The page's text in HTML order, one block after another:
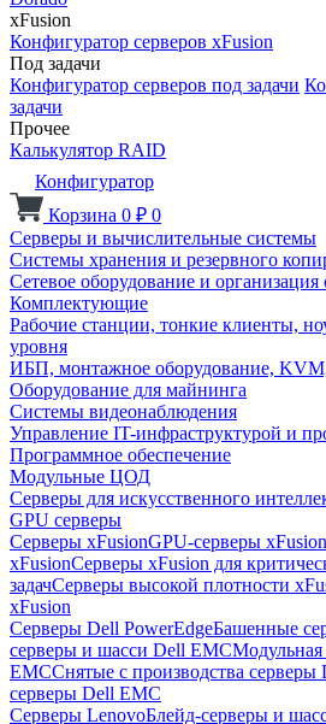
xFusion
Конфигуратор серверов xFusion
Под задачи
Конфигуратор серверов под задачи
задачи
Прочее
Калькулятор RAID
Конфигуратор
Корзина 0 ₽ 0
Серверы и вычислительные системы
Системы хранения и резервного
Сетевое оборудование и организация
Комплектующие
Рабочие станции, тонкие клиенты,
уровня
ИБП, монтажное оборудование,
Оборудование для майнинга
Системы видеонаблюдения
Управление IT-инфраструктурой и
Программное обеспечение
Модульные ЦОД
Серверы для искусственного
GPU серверы
Серверы xFusionGPU-серверы xFusion
xFusionСерверы xFusion для
задачСерверы высокой плотности
xFusion
Серверы Dell PowerEdgeБашенные
серверы и шасси Dell EMCМодульная
EMCСнятые с производства серверы
серверы Dell EMC
Серверы LenovoБлейд-серверы и